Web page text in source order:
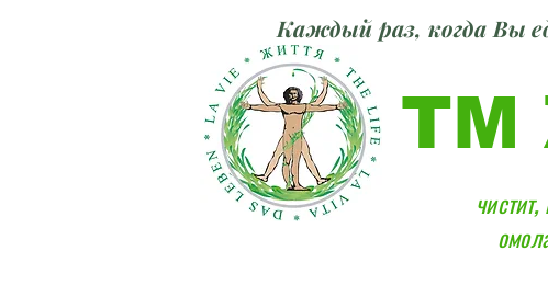
Каждый раз, когда Вы
ТМ